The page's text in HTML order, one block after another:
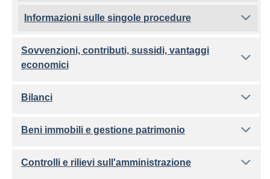
Informazioni sulle singole procedure
Sovvenzioni, contributi, sussidi, vantaggi
economici
Bilanci
Beni immobili e gestione patrimonio
Controlli e rilievi sull'amministrazione